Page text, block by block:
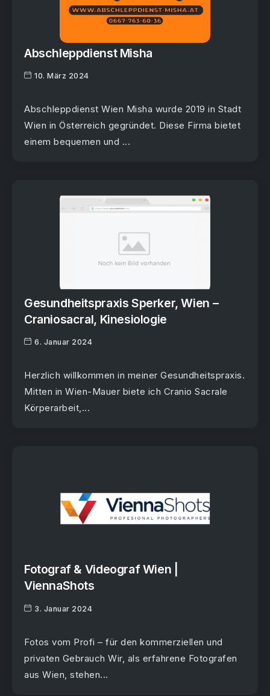
Abschleppdienst Misha
10. März 2024
Abschleppdienst Wien Misha wurde 2019 in Stadt
Wien in Österreich gegründet. Diese Firma bietet
einem bequemen und ...
Gesundheitspraxis Sperker, Wien –
Craniosacral, Kinesiologie
6. Januar 2024
Herzlich willkommen in meiner Gesundheitspraxis.
Mitten in Wien-Mauer biete ich Cranio Sacrale
Körperarbeit,...
Fotograf & Videograf Wien |
ViennaShots
3. Januar 2024
Fotos vom Profi – für den kommerziellen und
privaten Gebrauch Wir, als erfahrene Fotografen
aus Wien, stehen...